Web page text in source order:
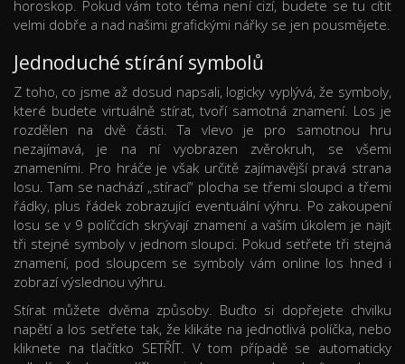
horoskop. Pokud vám toto téma není cizí, budete se tu cítit
velmi dobře a nad našimi grafickými nářky se jen pousmějete.
Jednoduché stírání symbolů
Z toho, co jsme až dosud napsali, logicky vyplývá, že symboly,
které budete virtuálně stírat, tvoří samotná znamení. Los je
rozdělen na dvě části. Ta vlevo je pro samotnou hru
nezajímavá, je na ní vyobrazen zvěrokruh, se všemi
znameními. Pro hráče je však určitě zajímavější pravá strana
losu. Tam se nachází „stírací“ plocha se třemi sloupci a třemi
řádky, plus řádek zobrazující eventuální výhru. Po zakoupení
losu se v 9 políčcích skrývají znamení a vaším úkolem je najít
tři stejné symboly v jednom sloupci. Pokud setřete tři stejná
znamení, pod sloupcem se symboly vám online los hned i
zobrazí výslednou výhru.
Stírat můžete dvěma způsoby. Buďto si dopřejete chvilku
napětí a los setřete tak, že klikáte na jednotlivá políčka, nebo
kliknete na tlačítko SETŘÍT. V tom případě se automaticky